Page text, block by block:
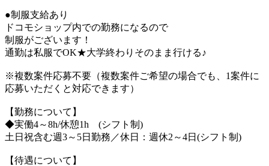
●制服支給あり
ドコモショップ内での勤務になるので
制服がございます！
通勤は私服でOK★大学終わりそのまま行ける♪
※複数案件応募不要（複数案件ご希望の場合でも、1案件に
応募いただくと対応できます）
【勤務について】
◆実働4～8h/休憩1h (シフト制)
土日祝含む週3～5日勤務／休日：週休2～4日(シフト制)
【待遇について】